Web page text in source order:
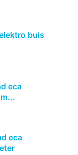
buis
eca
eca